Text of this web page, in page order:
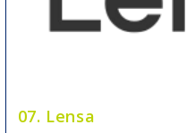
07. Lensa